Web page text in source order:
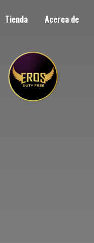
Tienda Acerca de